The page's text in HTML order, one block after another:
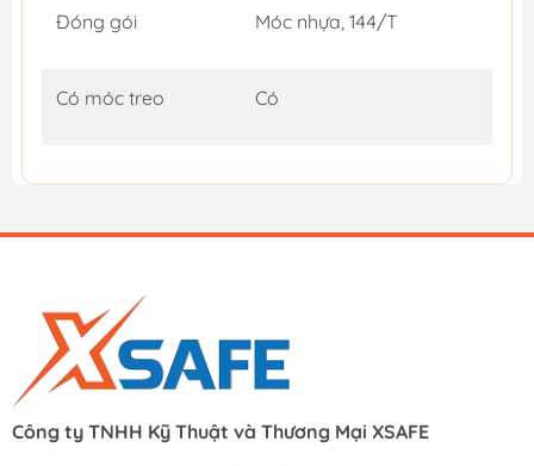
Đóng gói Móc nhựa, 144/T
Có móc treo Có
Công ty TNHH Kỹ Thuật và Thương Mại XSAFE